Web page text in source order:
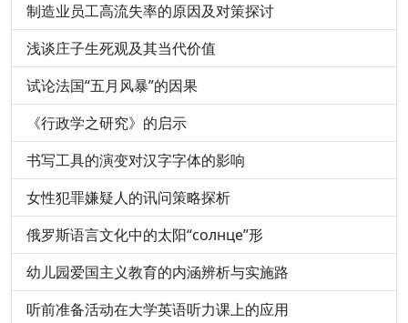
制造业员工高流失率的原因及对策探讨
浅谈庄子生死观及其当代价值
试论法国“五月风暴”的因果
《行政学之研究》的启示
书写工具的演变对汉字字体的影响
女性犯罪嫌疑人的讯问策略探析
俄罗斯语言文化中的太阳“солнце”形
幼儿园爱国主义教育的内涵辨析与实施路
听前准备活动在大学英语听力课上的应用